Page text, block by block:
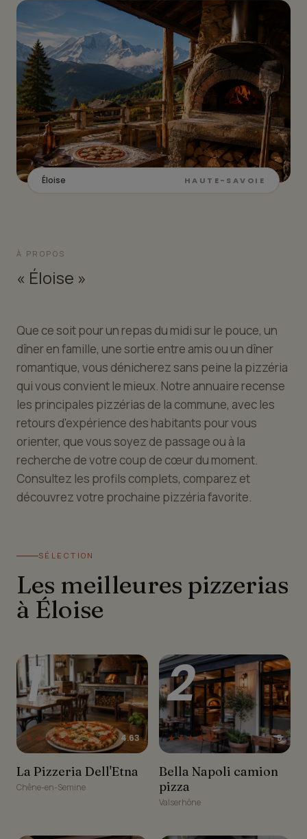
Éloise HAUTE-SAVOIE
À PROPOS
« Éloise »
Que ce soit pour un repas du midi sur le pouce, un
dîner en famille, une sortie entre amis ou un dîner
romantique, vous dénicherez sans peine la pizzéria
qui vous convient le mieux. Notre annuaire recense
les principales pizzérias de la commune, avec les
retours d'expérience des habitants pour vous
orienter, que vous soyez de passage ou à la
recherche de votre coup de cœur du moment.
Consultez les profils complets, comparez et
découvrez votre prochaine pizzéria favorite.
SÉLECTION
Les meilleures pizzerias
à Éloise
La Pizzeria Dell'Etna
1
★★★★★ 4.63
La Pizzeria Dell'Etna
Chêne-en-Semine
Bella Napoli camion pizza
2
★★★★★ 5
Bella Napoli camion
pizza
Valserhône